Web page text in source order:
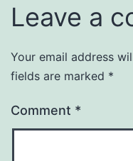
Leave a
Your email address
fields are marked *
Comment *